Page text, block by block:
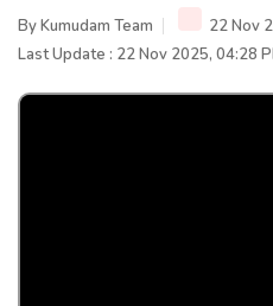
ByKumudam Team
22 Nov
Last Update : 22 Nov 2025, 04:28